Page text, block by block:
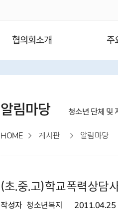
협의회소개 주
알림마당 청소년 단체 및
HOME 게시판 알림마당
(초.중.고)학교폭력상담
작성자 청소년복지 2011.04.25